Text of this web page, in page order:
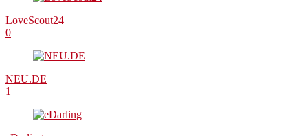
LoveScout24
0
NEU.DE
1